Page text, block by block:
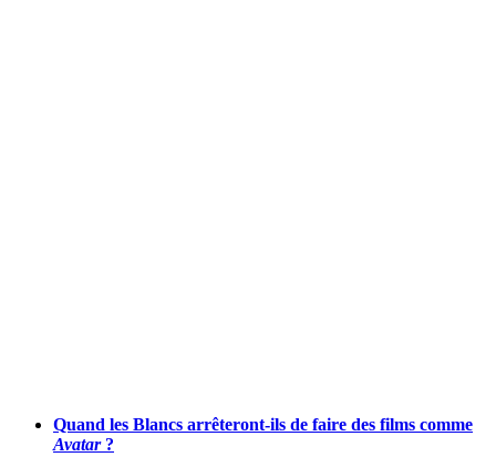
Quand les Blancs arrêteront-ils de faire des films comme
Avatar?